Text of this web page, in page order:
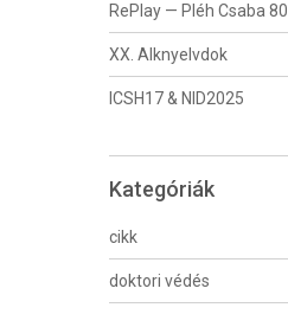
RePlay — Pléh Csaba 80
XX. Alknyelvdok
ICSH17 & NID2025
Kategóriák
cikk
doktori védés